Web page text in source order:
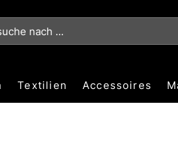
Textilien Accessoires